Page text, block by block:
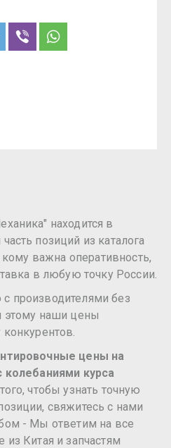
находится в
позиций из каталога
важна оперативность,
в любую точку России.
производителями без
этому наши цены
цены на
колебаниями курса
чтобы узнать точную
свяжитесь с нами
- Мы ответим на все
из Китая и запчастям